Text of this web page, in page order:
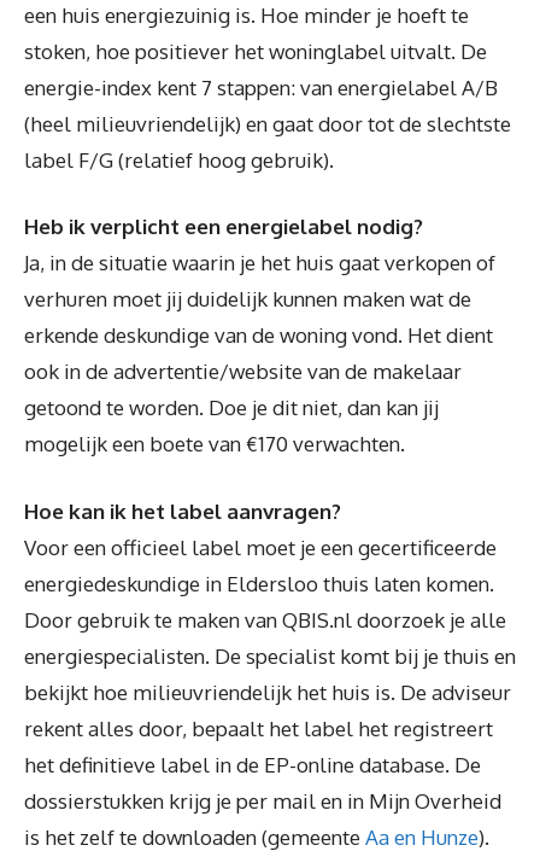
een huis energiezuinig is. Hoe minder je hoeft te
stoken, hoe positiever het woninglabel uitvalt. De
energie-index kent 7 stappen: van energielabel A/B
(heel milieuvriendelijk) en gaat door tot de slechtste
label F/G (relatief hoog gebruik).
Heb ik verplicht een energielabel nodig?
Ja, in de situatie waarin je het huis gaat verkopen of
verhuren moet jij duidelijk kunnen maken wat de
erkende deskundige van de woning vond. Het dient
ook in de advertentie/website van de makelaar
getoond te worden. Doe je dit niet, dan kan jij
mogelijk een boete van €170 verwachten.
Hoe kan ik het label aanvragen?
Voor een officieel label moet je een gecertificeerde
energiedeskundige in Eldersloo thuis laten komen.
Door gebruik te maken van QBIS.nl doorzoek je alle
energiespecialisten. De specialist komt bij je thuis en
bekijkt hoe milieuvriendelijk het huis is. De adviseur
rekent alles door, bepaalt het label het registreert
het definitieve label in de EP-online database. De
dossierstukken krijg je per mail en in Mijn Overheid
is het zelf te downloaden (gemeenteAa en Hunze).